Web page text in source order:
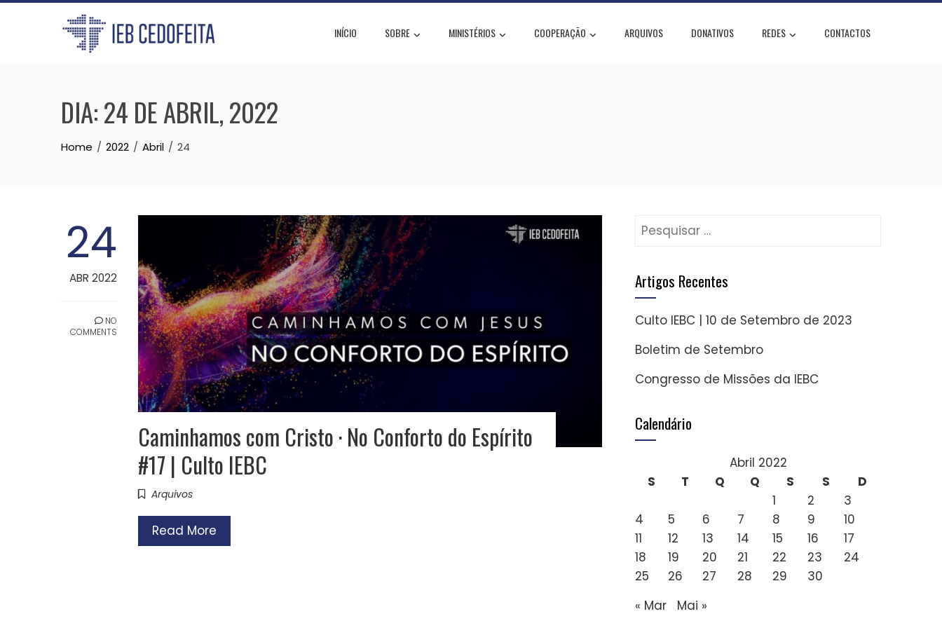
Skip
INÍCIO SOBRE MINISTÉRIOS COOPERAÇÃO ARQUIVOS DONATIVOS REDES CONTACTOS
DIA:24 DE ABRIL, 2022
Home 2022 Abril 24
24
ABR 2022
NO
COMMENTS
Caminhamos com Cristo · No Conforto do Espírito
#17 | Culto IEBC
Arquivos
Read More
Pesquisar
Artigos Recentes
Culto IEBC | 10 de Setembro de 2023
Boletim de Setembro
Congresso de Missões da IEBC
Calendário
Abril 2022
S
T Q Q S S
D
1
2
3
4
5 6 7 8 9
10
11
12 13 14 15 16
17
18
19 20 21 22 23
24
25
26 27 28 29
30
« Mar
Mai »